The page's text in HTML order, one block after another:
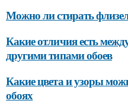
Можно ли стирать
Какие отличия есть
другими типами обоев
Какие цвета и узоры
обоях